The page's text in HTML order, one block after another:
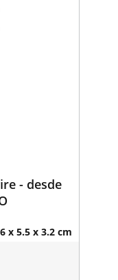
- desde
x 5.5 x 3.2 cm